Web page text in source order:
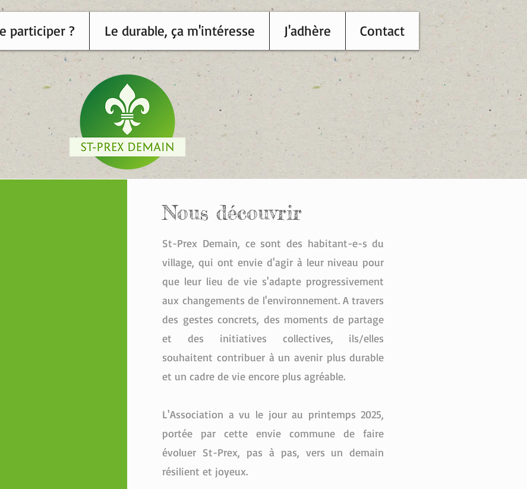
participer ? Le durable, ça m'intéresse J'adhère Contact
Nous découvrir
St-Prex Demain, ce sont des habitant-e-s du
village, qui ont envie d'agir à leur niveau pour
que leur lieu de vie s'adapte progressivement
aux changements de l'environnement. A travers
des gestes concrets, des moments de partage
et des initiatives collectives, ils/elles
souhaitent contribuer à un avenir plus durable
et un cadre de vie encore plus agréable.
L'Association a vu le jour au printemps 2025,
portée par cette envie commune de faire
évoluer St-Prex, pas à pas, vers un demain
résilient et joyeux.